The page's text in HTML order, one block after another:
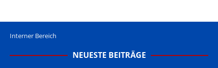
Interner Bereich
NEUESTE BEITRÄGE